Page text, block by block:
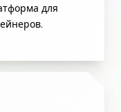
для